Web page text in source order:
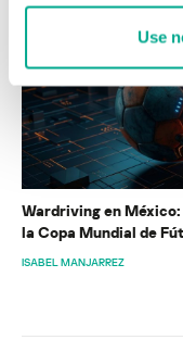
Use
Wardriving en
la Copa Mundial de
ISABEL MANJARREZ